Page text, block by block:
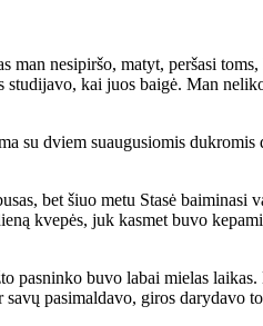
man ne­si­pir­šo, ma­tyt, per­ša­si
stu­di­ja­vo, kai juos bai­gė. Man
su dviem su­au­gu­sio­mis
bet šiuo me­tu Sta­sė bai­mi­na­si
kve­pės, juk kas­met bu­vo
pas­nin­ko bu­vo la­bai mie­las
pa­si­mal­da­vo, gi­ros da­ry­da­vo